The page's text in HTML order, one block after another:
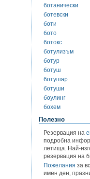
ботанически
ботевски
боти
бото
ботокс
ботулизъм
ботур
ботуш
ботушар
ботуши
боулинг
бохем
Полезно
Резервация на
подробна
летища. Най-
резервация на
Пожелания за
имен ден,